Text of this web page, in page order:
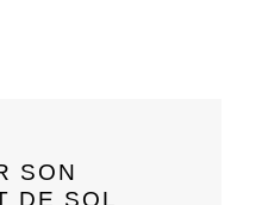
SON
DE SOL